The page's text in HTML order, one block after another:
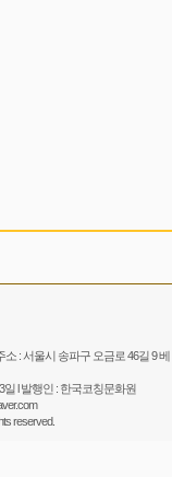
: 서울시 송파구 오금로 46길 9 베
일 l 발행인 : 한국코칭문화원
reserved.